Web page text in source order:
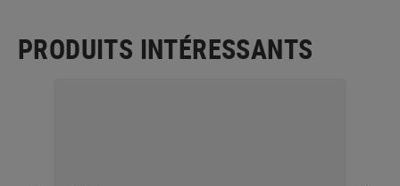
PRODUITS INTÉRESSANTS